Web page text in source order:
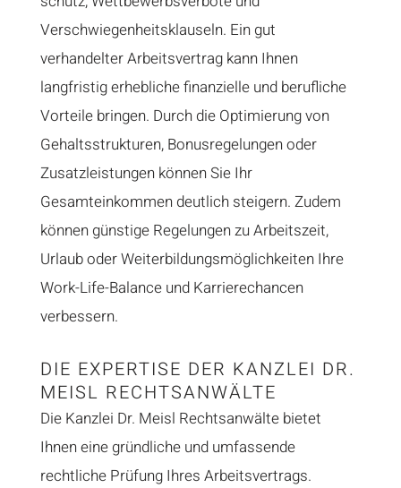
Verschwiegenheitsklauseln. Ein gut
verhandelter Arbeitsvertrag kann Ihnen
langfristig erhebliche finanzielle und berufliche
Vorteile bringen. Durch die Optimierung von
Gehaltsstrukturen, Bonusregelungen oder
Zusatzleistungen können Sie Ihr
Gesamteinkommen deutlich steigern. Zudem
können günstige Regelungen zu Arbeitszeit,
Urlaub oder Weiterbildungsmöglichkeiten Ihre
Work-Life-Balance und Karrierechancen
verbessern.
DIE EXPERTISE DER KANZLEI DR.
MEISL RECHTSANWÄLTE
Die Kanzlei Dr. Meisl Rechtsanwälte bietet
Ihnen eine gründliche und umfassende
rechtliche Prüfung Ihres Arbeitsvertrags.